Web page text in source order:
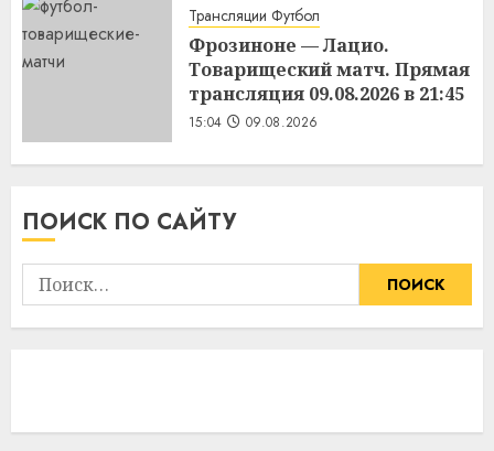
Трансляции Футбол
Фрозиноне — Лацио.
Товарищеский матч. Прямая
трансляция 09.08.2026 в 21:45
15:04 09.08.2026
ПОИСК ПО САЙТУ
Найти: